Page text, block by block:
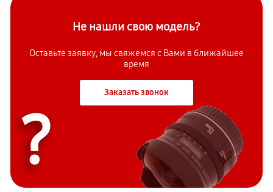
Не нашли свою модель?
Оставьте заявку, мы свяжемся с Вами в ближайшее
время
Заказать звонок
?